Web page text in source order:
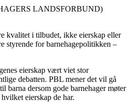
LANDSFORBUND)
kvalitet i tilbudet, ikke eierskap eller
styrende for barnehagepolitikken –
eierskap vært viet stor
debatten. PBL mener det vil gå
barna dersom gode barnehager møter
eierskap de har.